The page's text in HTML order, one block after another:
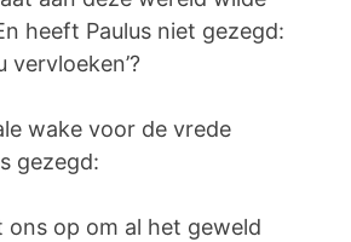
heeft Paulus niet gezegd:
vervloeken’?
wake voor de vrede
gezegd:
ons op om al het geweld